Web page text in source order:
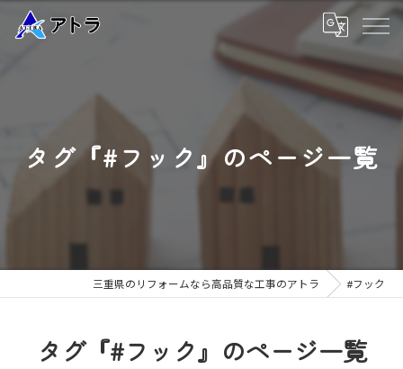
タグ『#フック』のページ一覧
三重県のリフォームなら高品質な工事のアトラ #フック
タグ『#フック』のページ一覧